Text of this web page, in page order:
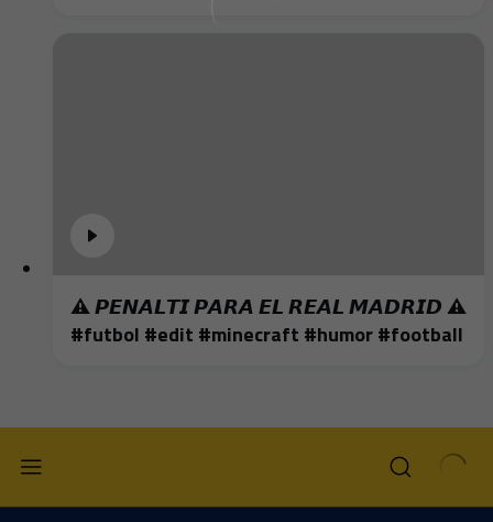
⚠️ 𝙋𝙀𝙉𝘼𝙇𝙏𝙄 𝙋𝘼𝙍𝘼 𝙀𝙇 𝙍𝙀𝘼𝙇 𝙈𝘼𝘿𝙍𝙄𝘿 ⚠️
#futbol #edit #minecraft #humor #football